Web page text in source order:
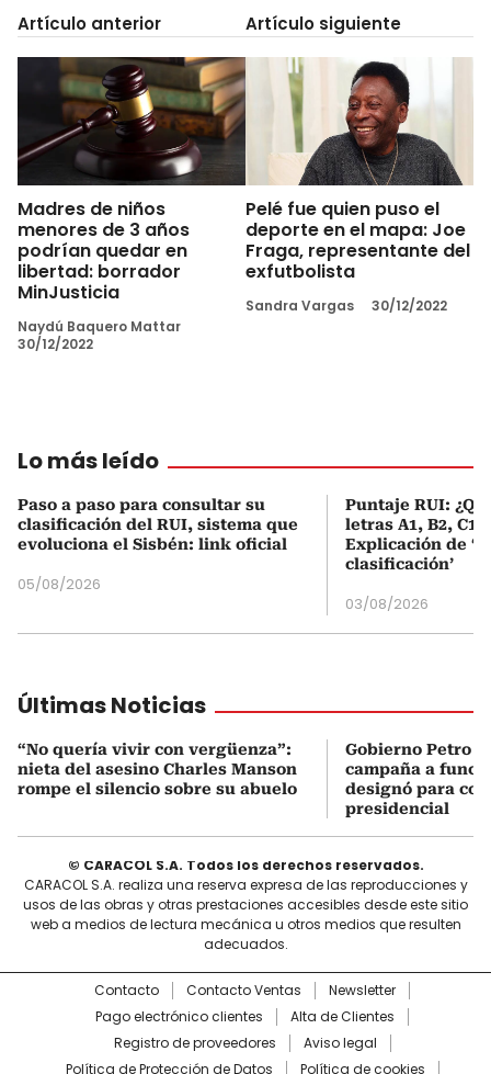
Artículo anterior
Madres de niños
menores de 3 años
podrían quedar en
libertad: borrador
MinJusticia
Naydú Baquero Mattar
30/12/2022
Artículo siguiente
Pelé fue quien puso el
deporte en el mapa: Joe
Fraga, representante del
exfutbolista
Sandra Vargas 30/12/2022
Lo más leído
Paso a paso para consultar su
clasificación del RUI, sistema que
evoluciona el Sisbén: link oficial
05/08/2026
Puntaje RUI:
letras A1, B2, C1
Explicación de
clasificación’
03/08/2026
Últimas Noticias
“No quería vivir con vergüenza”:
nieta del asesino Charles Manson
rompe el silencio sobre su abuelo
Gobierno Petro
campaña a
designó para
presidencial
© CARACOL S.A. Todos los derechos reservados.
CARACOL S.A. realiza una reserva expresa de las reproducciones y
usos de las obras y otras prestaciones accesibles desde este sitio
web a medios de lectura mecánica u otros medios que resulten
adecuados.
Contacto Contacto Ventas
Newsletter
Pago electrónico clientes
Alta de Clientes
Registro de proveedores
Aviso legal
Política de Protección de Datos
Política de cookies